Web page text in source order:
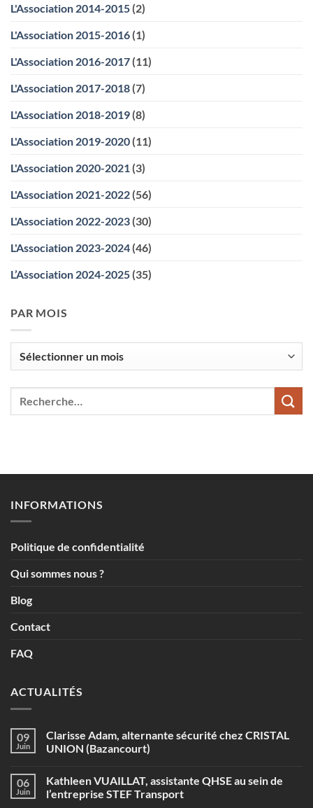
L'Association 2014-2015 (2)
L'Association 2015-2016 (1)
L'Association 2016-2017 (11)
L'Association 2017-2018 (7)
L'Association 2018-2019 (8)
L'Association 2019-2020 (11)
L'Association 2020-2021 (3)
L'Association 2021-2022 (56)
L'Association 2022-2023 (30)
L'Association 2023-2024 (46)
L’Association 2024-2025 (35)
PAR MOIS
INFORMATIONS
Politique de confidentialité
Qui sommes nous ?
Blog
Contact
FAQ
ACTUALITÉS
09
Juin
Clarisse Adam, alternante sécurité chez CRISTAL
UNION (Bazancourt)
sur
Clarisse
Adam,
06
Juin
Kathleen VUAILLAT, assistante QHSE au sein de
l’entreprise STEF Transport